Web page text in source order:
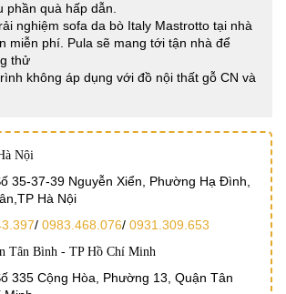
quà hấp dẫn.
nghiệm sofa da bò Italy Mastrotto tại nhà
miễn phí. Pula sẽ mang tới tận nhà để
thử
không áp dụng với đồ nội thất gỗ CN và
Nội
35-37-39 Nguyễn Xiển, Phường Hạ Đình,
Hà Nội
/ 0983.468.076/ 0931.309.653
Tân Bình - TP Hồ Chí Minh
335 Cộng Hòa, Phường 13, Quận Tân